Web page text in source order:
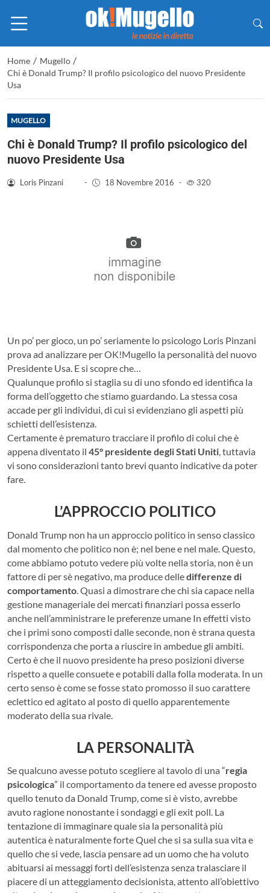
Home / Mugello /
Chi è Donald Trump? Il profilo psicologico del nuovo Presidente
Usa
MUGELLO
Chi è Donald Trump? Il profilo psicologico del
nuovo Presidente Usa
Loris Pinzani - 18 Novembre 2016 - 320
Un po’ per gioco, un po’ seriamente lo psicologo Loris Pinzani
prova ad analizzare per OK!Mugello la personalità del nuovo
Presidente Usa. E si scopre che…
Qualunque profilo si staglia su di uno sfondo ed identifica la
forma dell’oggetto che stiamo guardando. La stessa cosa
accade per gli individui, di cui si evidenziano gli aspetti più
schietti dell’esistenza.
Certamente è prematuro tracciare il profilo di colui che è
appena diventato il 45° presidente degli Stati Uniti, tuttavia
vi sono considerazioni tanto brevi quanto indicative da poter
fare.
L’APPROCCIO POLITICO
Donald Trump non ha un approccio politico in senso classico
dal momento che politico non è; nel bene e nel male. Questo,
come abbiamo potuto vedere più volte nella storia, non è un
fattore di per sè negativo, ma produce delledifferenze di
comportamento. Quasi a dimostrare che chi sia capace nella
gestione manageriale dei mercati finanziari possa esserlo
anche nell’amministrare le preferenze umane In effetti visto
che i primi sono composti dalle seconde, non è strana questa
corrispondenza che porta a riuscire in ambedue gli ambiti.
Certo è che il nuovo presidente ha preso posizioni diverse
rispetto a quelle consuete e potabili dalla folla moderata. In un
certo senso è come se fosse stato promosso il suo carattere
eclettico ed agitato al posto di quello apparentemente
moderato della sua rivale.
LA PERSONALITÀ
Se qualcuno avesse potuto scegliere al tavolo di una “regia
psicologica” il comportamento da tenere ed avesse proposto
quello tenuto da Donald Trump, come si è visto, avrebbe
avuto ragione nonostante i sondaggi e gli exit poll. La
tentazione di immaginare quale sia la personalità più
autentica è naturalmente forte Quel che si sa sulla sua vita e
quello che si vede, lascia pensare ad un uomo che ha voluto
abituarsi ai messaggi forti dell’esistenza senza tralasciare il
piacere di un atteggiamento decisionista, attento all’obiettivo